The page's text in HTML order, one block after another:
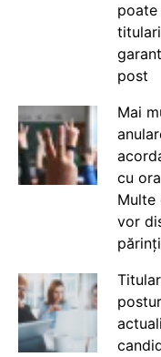
post
Mai
cu
Multe
vor